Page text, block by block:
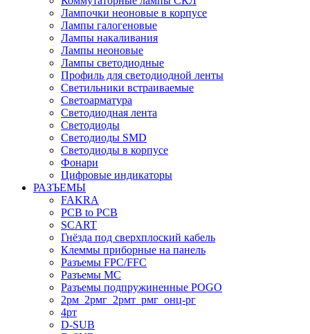
Лампочки неоновые в корпусе
Лампы галогеновые
Лампы накаливания
Лампы неоновые
Лампы светодиодные
Профиль для светодиодной ленты
Светильники встраиваемые
Светоарматура
Светодиодная лента
Светодиоды
Светодиоды SMD
Светодиоды в корпусе
Фонари
Цифровые индикаторы
РАЗЪЕМЫ
FAKRA
PCB to PCB
SCART
Гнёзда под сверхплоский кабель
Клеммы приборные на панель
Разъемы FPC/FFC
Разъемы MC
Разъемы подпружиненные POGO
2рм_2рмг_2рмт_рмг_онц-рг
4рт
D-SUB